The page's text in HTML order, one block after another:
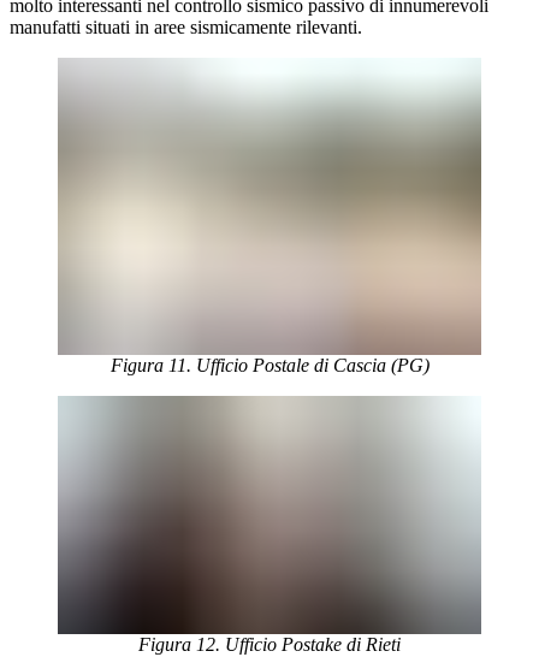
molto interessanti nel controllo sismico passivo di innumerevoli
manufatti situati in aree sismicamente rilevanti.
Figura 11. Ufficio Postale di Cascia (PG)
Figura 12. Ufficio Postake di Rieti